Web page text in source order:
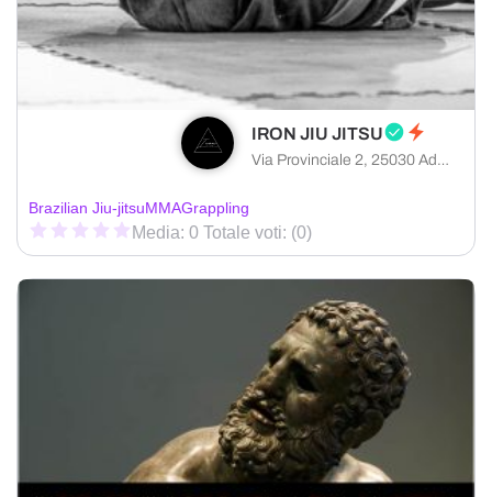
IRON JIU JITSU
Via Provinciale 2, 25030 Adro provincia di Brescia, Italia
Brazilian Jiu-jitsuMMAGrappling
Media: 0 Totale voti: (0)